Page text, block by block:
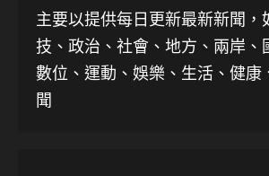
主要以提供每日更新最新新聞
技、 政治、社會、地方、兩岸、
數位、運動、娛樂、生活、健康
聞